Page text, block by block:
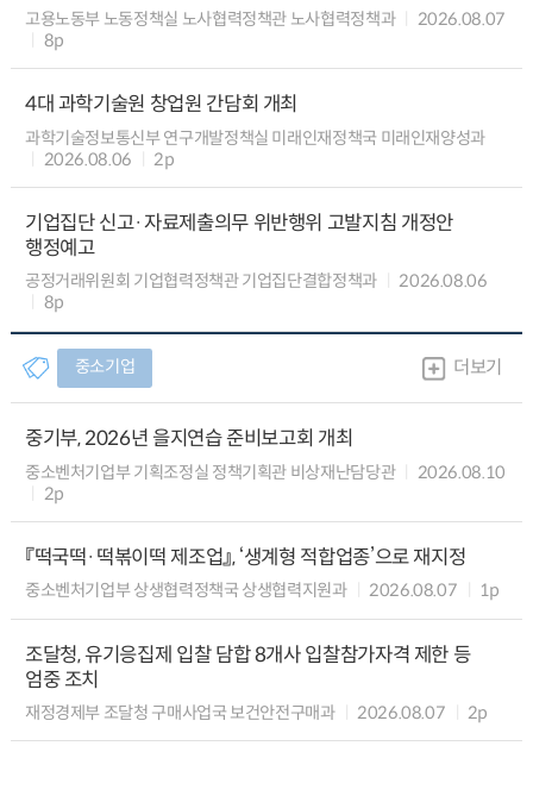
고용노동부 노동정책실 노사협력정책관 노사협력정책과
2026.08.07
8p
4대 과학기술원 창업원 간담회 개최
과학기술정보통신부 연구개발정책실 미래인재정책국 미래인재양성과
2026.08.06
2p
기업집단 신고·자료제출의무 위반행위 고발지침 개정안
행정예고
공정거래위원회 기업협력정책관 기업집단결합정책과
2026.08.06
8p
중소기업 더보기
중기부, 2026년 을지연습 준비보고회 개최
중소벤처기업부 기획조정실 정책기획관 비상재난담당관
2026.08.10
2p
『떡국떡·떡볶이떡 제조업』, ‘생계형 적합업종’으로 재지정
중소벤처기업부 상생협력정책국 상생협력지원과 2026.08.07 1p
조달청, 유기응집제 입찰 담합 8개사 입찰참가자격 제한 등
엄중 조치
재정경제부 조달청 구매사업국 보건안전구매과 2026.08.07 2p